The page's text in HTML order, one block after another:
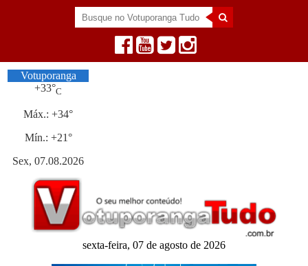
Votuporanga
+33°C
Máx.:+34°
Mín.: +21°
Sex, 07.08.2026
sexta-feira, 07 de agosto de 2026